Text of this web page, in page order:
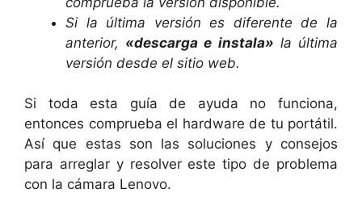
Si la última versión es diferente de la
anterior, «descarga e instala» la última
versión desde el sitio web.
Si toda esta guía de ayuda no funciona,
entonces comprueba el hardware de tu portátil.
Así que estas son las soluciones y consejos
para arreglar y resolver este tipo de problema
con la cámara Lenovo.